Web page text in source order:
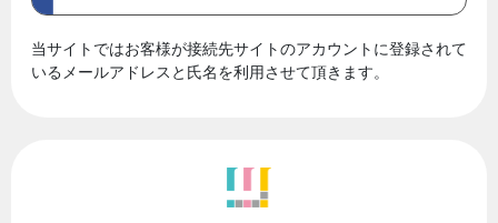
当サイトではお客様が接続先サイトのアカウントに登録されて
いるメールアドレスと氏名を利用させて頂きます。